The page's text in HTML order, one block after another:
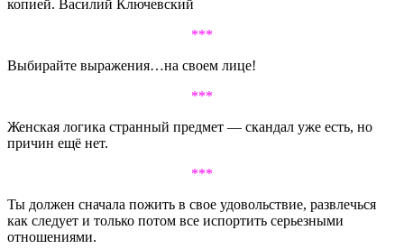
копией. Василий Ключевский
***
Выбирайте выражения…на своем лице!
***
Женская логика странный предмет — скандал уже есть, но
причин ещё нет.
***
Ты должен сначала пожить в свое удовольствие, развлечься
как следует и только потом все испортить серьезными
отношениями.